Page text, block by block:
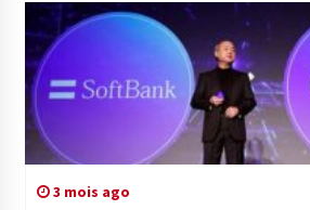
3 mois ago